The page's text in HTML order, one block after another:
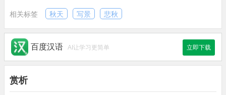
相关标签 秋天 写景 悲秋
百度汉语 AI让学习更简单 立即下载
赏析